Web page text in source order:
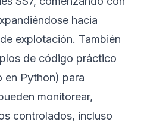
hacia
explotación. También
de código práctico
en Python) para
monitorear,
controlados, incluso